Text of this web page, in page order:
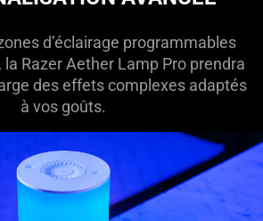
d’éclairage programmables
Razer Aether Lamp Pro prendra
des effets complexes adaptés
à vos goûts.